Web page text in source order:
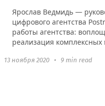
Ярослав Ведмидь —
цифрового агентства
работы агентства:
реализация
13 ноября 2020 • 9 min read